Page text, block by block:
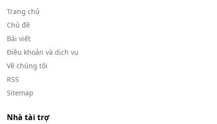
Trang chủ
Chủ đề
Bài viết
Điều khoản và dịch vụ
Về chúng tôi
RSS
Sitemap
Nhà tài trợ